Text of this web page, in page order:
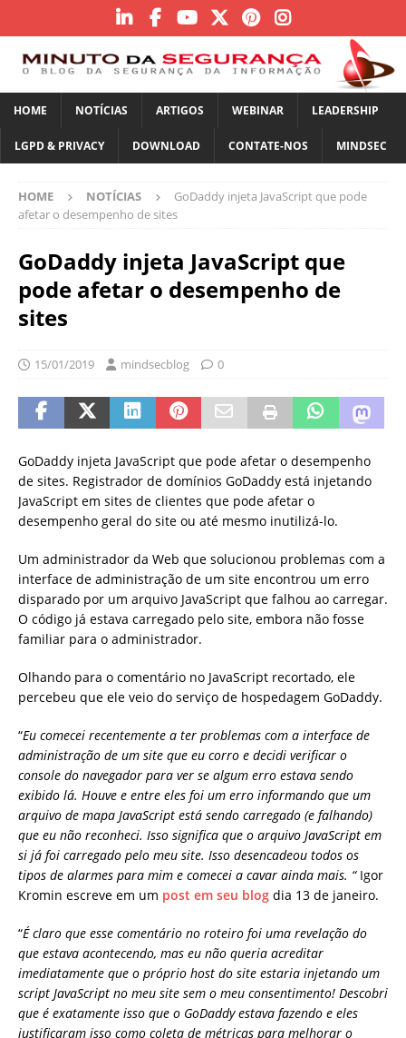
HOME NOTÍCIAS ARTIGOS WEBINAR LEADERSHIP
LGPD & PRIVACY DOWNLOAD CONTATE-NOS MINDSEC
HOME NOTÍCIAS
GoDaddy injeta JavaScript que pode
afetar o desempenho de sites
GoDaddy injeta JavaScript que
pode afetar o desempenho de
sites
15/01/2019 mindsecblog 0
GoDaddy injeta JavaScript que pode afetar o desempenho
de sites. Registrador de domínios GoDaddy está injetando
JavaScript em sites de clientes que pode afetar o
desempenho geral do site ou até mesmo inutilizá-lo.
Um administrador da Web que solucionou problemas com a
interface de administração de um site encontrou um erro
disparado por um arquivo JavaScript que falhou ao carregar.
O código já estava carregado pelo site, embora não fosse
familiar para o administrador.
Olhando para o comentário no JavaScript recortado, ele
percebeu que ele veio do serviço de hospedagem GoDaddy.
“Eu comecei recentemente a ter problemas com a interface de
administração de um site que eu corro e decidi verificar o
console do navegador para ver se algum erro estava sendo
exibido lá. Houve e entre eles foi um erro informando que um
arquivo de mapa JavaScript está sendo carregado (e falhando)
que eu não reconheci. Isso significa que o arquivo JavaScript em
si já foi carregado pelo meu site. Isso desencadeou todos os
tipos de alarmes para mim e comecei a cavar ainda mais. “Igor
Kromin escreve em um post em seu blog dia 13 de janeiro.
“É claro que esse comentário no roteiro foi uma revelação do
que estava acontecendo, mas eu não queria acreditar
imediatamente que o próprio host do site estaria injetando um
script JavaScript no meu site sem o meu consentimento! Descobri
que é exatamente isso que o GoDaddy estava fazendo e eles
justificaram isso como coleta de métricas para melhorar o